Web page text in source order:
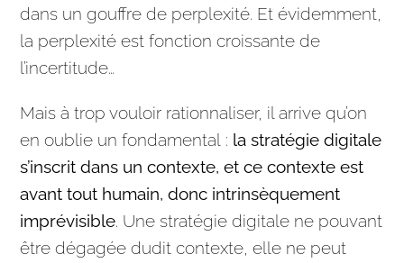
dans un gouffre de perplexité. Et évidemment,
la perplexité est fonction croissante de
l’incertitude…
Mais à trop vouloir rationnaliser, il arrive qu’on
en oublie un fondamental : lastratégie digitale
s’inscrit dans un contexte, et ce contexte est
avant tout humain, donc intrinsèquement
imprévisible. Unestratégie digitale ne pouvant
être dégagée dudit contexte, elle ne peut